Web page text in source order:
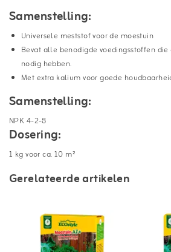
Samenstelling:
Universele meststof voor de moestuin
Bevat alle benodigde voedingsstoffen
nodig hebben.
Met extra kalium voor goede
Samenstelling:
NPK 4-2-8
Dosering:
1 kg voor ca. 10 m²
Gerelateerde artikelen